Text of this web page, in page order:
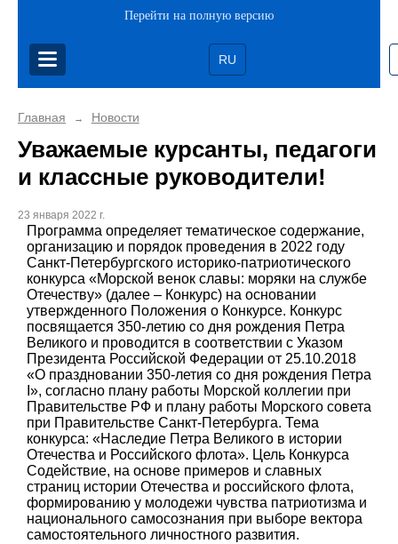
Перейти на полную версию
RU
Главная → Новости
Уважаемые курсанты, педагоги
и классные руководители!
23 января 2022 г.
Программа определяет тематическое содержание,
организацию и порядок проведения в 2022 году
Санкт-Петербургского историко-патриотического
конкурса «Морской венок славы: моряки на службе
Отечеству» (далее – Конкурс) на основании
утвержденного Положения о Конкурсе. Конкурс
посвящается 350-летию со дня рождения Петра
Великого и проводится в соответствии с Указом
Президента Российской Федерации от 25.10.2018
«О праздновании 350-летия со дня рождения Петра
I», согласно плану работы Морской коллегии при
Правительстве РФ и плану работы Морского совета
при Правительстве Санкт-Петербурга. Тема
конкурса: «Наследие Петра Великого в истории
Отечества и Российского флота». Цель Конкурса
Содействие, на основе примеров и славных
страниц истории Отечества и российского флота,
формированию у молодежи чувства патриотизма и
национального самосознания при выборе вектора
самостоятельного личностного развития.